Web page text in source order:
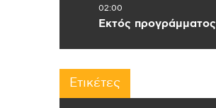
02:00
Εκτός προγράμματος
Ετικέτες